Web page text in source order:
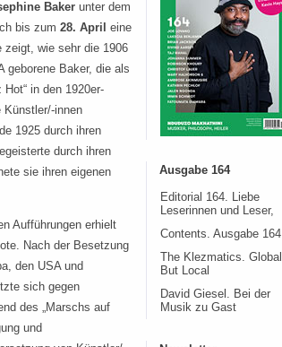
Baker unter dem
bis zum 28. April eine
zeigt, wie sehr die 1906
geborene Baker, die als
in den 1920er-
Künstler/-innen
1925 durch ihren
durch ihren
sie ihren eigenen
Aufführungen erhielt
Nach der Besetzung
den USA und
sich gegen
des „Marschs auf
und
Ausgabe 164
Editorial 164. Liebe
Leserinnen und Leser,
Contents. Ausgabe 164
The Klezmatics. Global
But Local
David Giesel. Bei der
Musik zu Gast